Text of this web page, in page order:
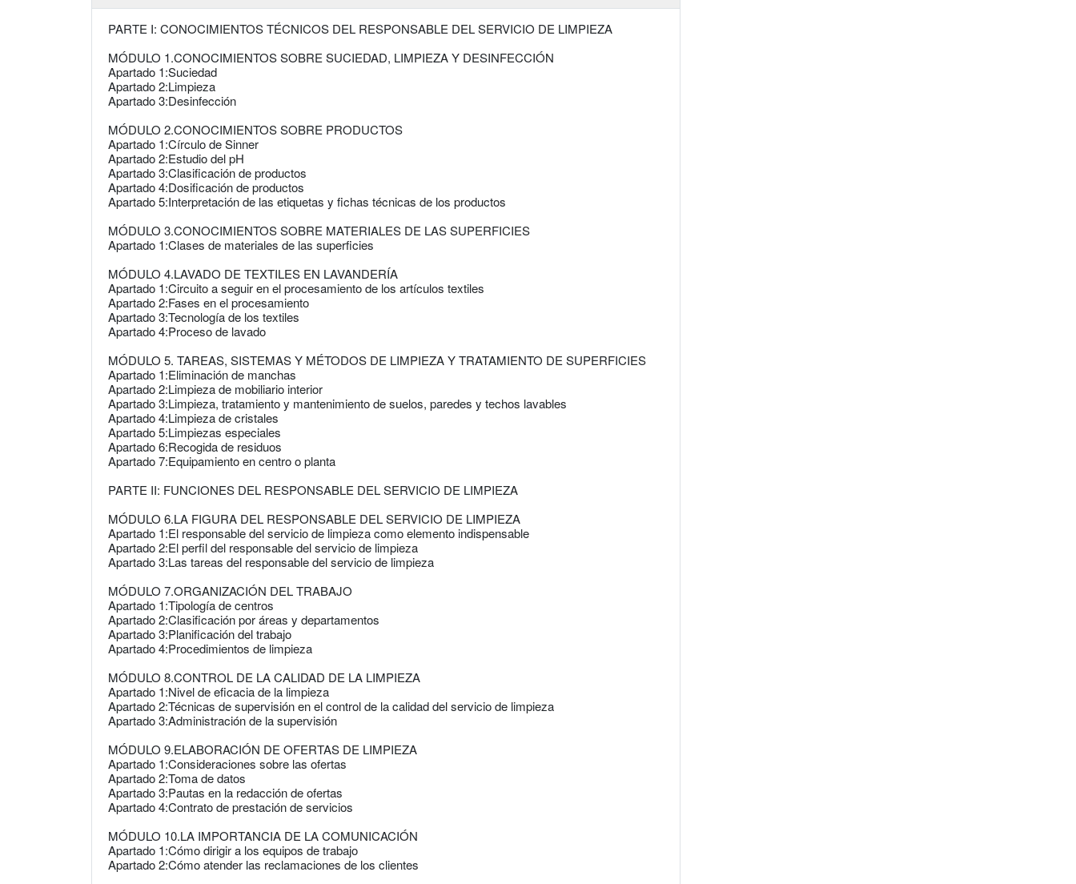
PARTE I: CONOCIMIENTOS TÉCNICOS DEL RESPONSABLE DEL SERVICIO DE LIMPIEZA
MÓDULO 1.CONOCIMIENTOS SOBRE SUCIEDAD, LIMPIEZA Y DESINFECCIÓN
Apartado 1:Suciedad
Apartado 2:Limpieza
Apartado 3:Desinfección
MÓDULO 2.CONOCIMIENTOS SOBRE PRODUCTOS
Apartado 1:Círculo de Sinner
Apartado 2:Estudio del pH
Apartado 3:Clasificación de productos
Apartado 4:Dosificación de productos
Apartado 5:Interpretación de las etiquetas y fichas técnicas de los productos
MÓDULO 3.CONOCIMIENTOS SOBRE MATERIALES DE LAS SUPERFICIES
Apartado 1:Clases de materiales de las superficies
MÓDULO 4.LAVADO DE TEXTILES EN LAVANDERÍA
Apartado 1:Circuito a seguir en el procesamiento de los artículos textiles
Apartado 2:Fases en el procesamiento
Apartado 3:Tecnología de los textiles
Apartado 4:Proceso de lavado
MÓDULO 5. TAREAS, SISTEMAS Y MÉTODOS DE LIMPIEZA Y TRATAMIENTO DE SUPERFICIES
Apartado 1:Eliminación de manchas
Apartado 2:Limpieza de mobiliario interior
Apartado 3:Limpieza, tratamiento y mantenimiento de suelos, paredes y techos lavables
Apartado 4:Limpieza de cristales
Apartado 5:Limpiezas especiales
Apartado 6:Recogida de residuos
Apartado 7:Equipamiento en centro o planta
PARTE II: FUNCIONES DEL RESPONSABLE DEL SERVICIO DE LIMPIEZA
MÓDULO 6.LA FIGURA DEL RESPONSABLE DEL SERVICIO DE LIMPIEZA
Apartado 1:El responsable del servicio de limpieza como elemento indispensable
Apartado 2:El perfil del responsable del servicio de limpieza
Apartado 3:Las tareas del responsable del servicio de limpieza
MÓDULO 7.ORGANIZACIÓN DEL TRABAJO
Apartado 1:Tipología de centros
Apartado 2:Clasificación por áreas y departamentos
Apartado 3:Planificación del trabajo
Apartado 4:Procedimientos de limpieza
MÓDULO 8.CONTROL DE LA CALIDAD DE LA LIMPIEZA
Apartado 1:Nivel de eficacia de la limpieza
Apartado 2:Técnicas de supervisión en el control de la calidad del servicio de limpieza
Apartado 3:Administración de la supervisión
MÓDULO 9.ELABORACIÓN DE OFERTAS DE LIMPIEZA
Apartado 1:Consideraciones sobre las ofertas
Apartado 2:Toma de datos
Apartado 3:Pautas en la redacción de ofertas
Apartado 4:Contrato de prestación de servicios
MÓDULO 10.LA IMPORTANCIA DE LA COMUNICACIÓN
Apartado 1:Cómo dirigir a los equipos de trabajo
Apartado 2:Cómo atender las reclamaciones de los clientes